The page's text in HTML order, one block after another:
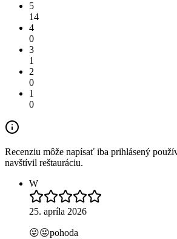
5
14
4
0
3
1
2
0
1
0
Recenziu môže napísať iba prihlásený
navštívil reštauráciu.
W
25. apríla 2026
😜😜pohoda